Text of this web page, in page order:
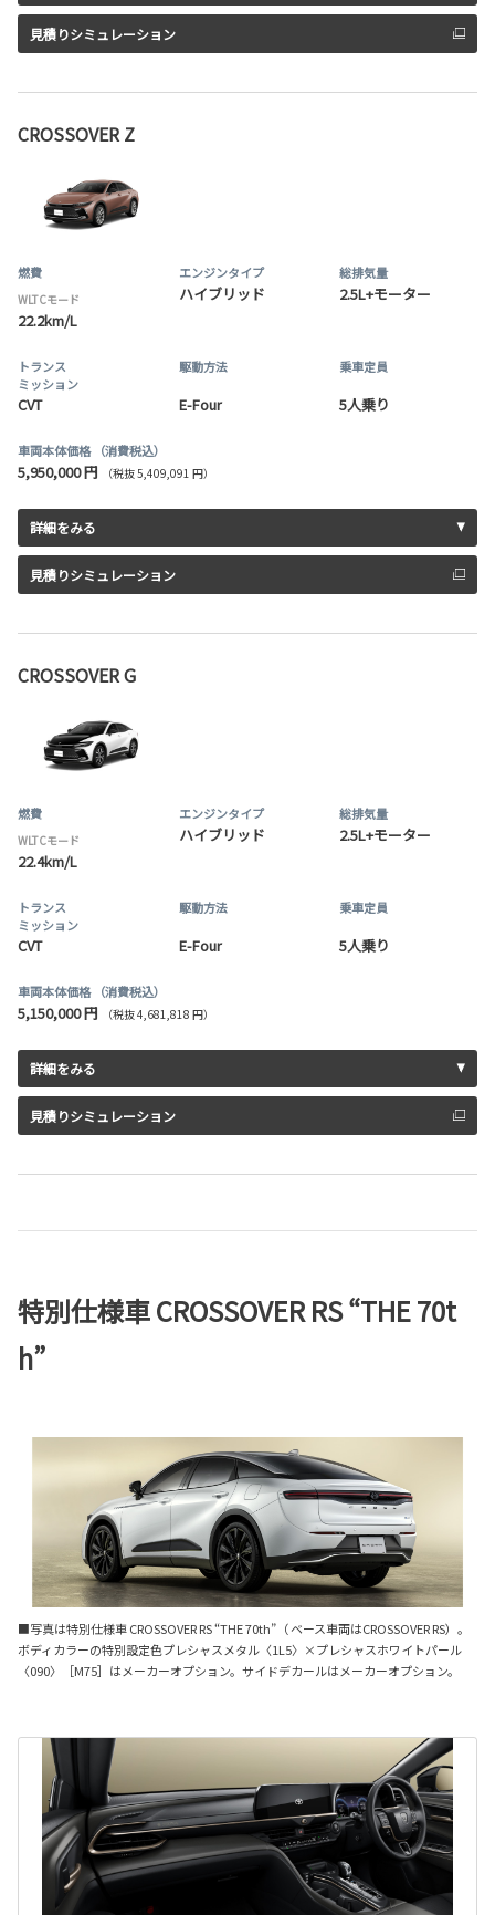
見積りシミュレーション
CROSSOVER Z
燃費
WLTCモード
22.2km/L
エンジンタイプ
ハイブリッド
総排気量
2.5L+モーター
トランス
ミッション
CVT
駆動方法
E-Four
乗車定員
5人乗り
車両本体価格 （消費税込）
5,950,000 円 （税抜 5,409,091 円）
詳細をみる
見積りシミュレーション
CROSSOVER G
燃費
WLTCモード
22.4km/L
エンジンタイプ
ハイブリッド
総排気量
2.5L+モーター
トランス
ミッション
CVT
駆動方法
E-Four
乗車定員
5人乗り
車両本体価格 （消費税込）
5,150,000 円 （税抜 4,681,818 円）
詳細をみる
見積りシミュレーション
特別仕様車 CROSSOVER RS “THE 70t
h”
■写真は特別仕様車 CROSSOVER RS “THE 70th”（ ベース車両はCROSSOVER RS）。
ボディカラーの特別設定色プレシャスメタル〈1L5〉×プレシャスホワイトパール
〈090〉［M75］はメーカーオプション。サイドデカールはメーカーオプション。